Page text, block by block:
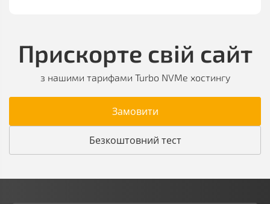
Прискорте свій сайт
з нашими тарифами Turbo NVMe хостингу
Замовити
Безкоштовний тест